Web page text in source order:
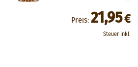
Preis: 21,95€
Steuer inkl.